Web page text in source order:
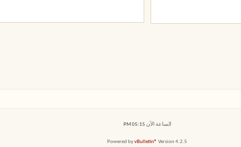
الساعة الآن 05:15 PM
Powered byvBulletin® Version 4.2.5